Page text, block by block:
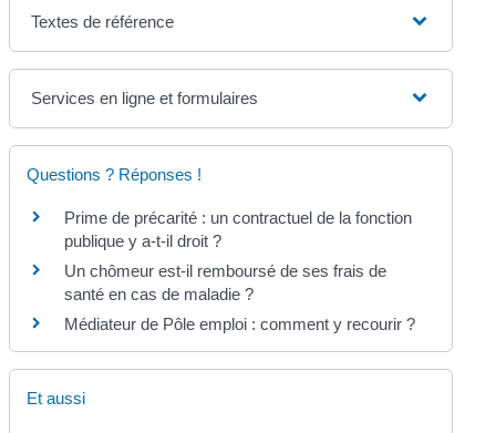
Textes de référence
Services en ligne et formulaires
Questions ? Réponses !
Prime de précarité : un contractuel de la fonction
publique y a-t-il droit ?
Un chômeur est-il remboursé de ses frais de
santé en cas de maladie ?
Médiateur de Pôle emploi : comment y recourir ?
Et aussi